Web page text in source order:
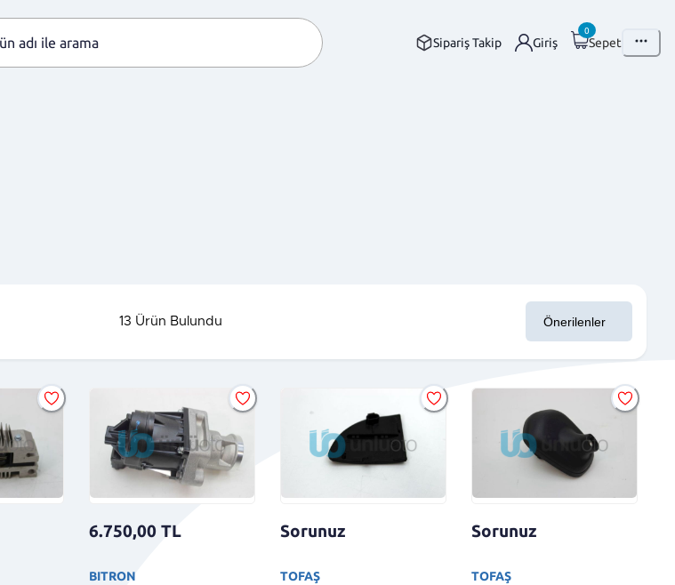
Sipariş Takip Giriş
0
Sepet
13 Ürün Bulundu
6.750,00 TL
BITRON
Sorunuz
TOFAŞ
Sorunuz
TOFAŞ